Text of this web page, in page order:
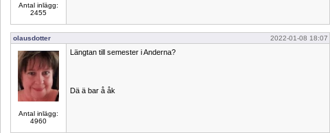
Antal inlägg:
2455
olausdotter 2022-01-08 18:07
Antal inlägg:
4960
Längtan till semester i Anderna?
Dä ä bar å åk